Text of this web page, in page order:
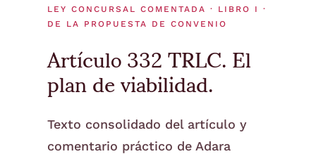
LEY CONCURSAL COMENTADA · LIBRO I ·
DE LA PROPUESTA DE CONVENIO
Artículo 332 TRLC. El
plan de viabilidad.
Texto consolidado del artículo y
comentario práctico de Adara